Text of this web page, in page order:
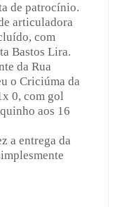
de patrocínio.
articuladora
com
Bastos Lira.
da Rua
o Criciúma da
0, com gol
aos 16
a entrega da